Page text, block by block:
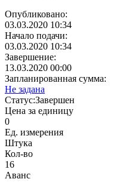
Опубликовано:
03.03.2020 10:34
Начало подачи:
03.03.2020 10:34
Завершение:
13.03.2020 00:00
Запланированная сумма:
Не задана
Статус:Завершен
Цена за единицу
0
Ед. измерения
Штука
Кол-во
16
Аванс